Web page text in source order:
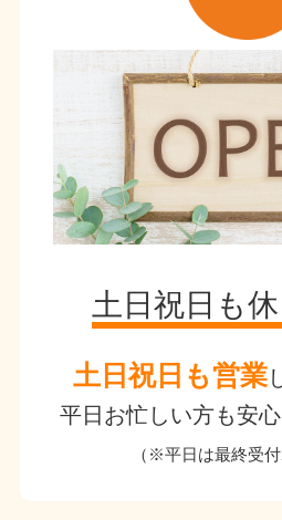
土日祝日も
土日祝日も営業
平日お忙しい方も安心
（※平日は最終受付